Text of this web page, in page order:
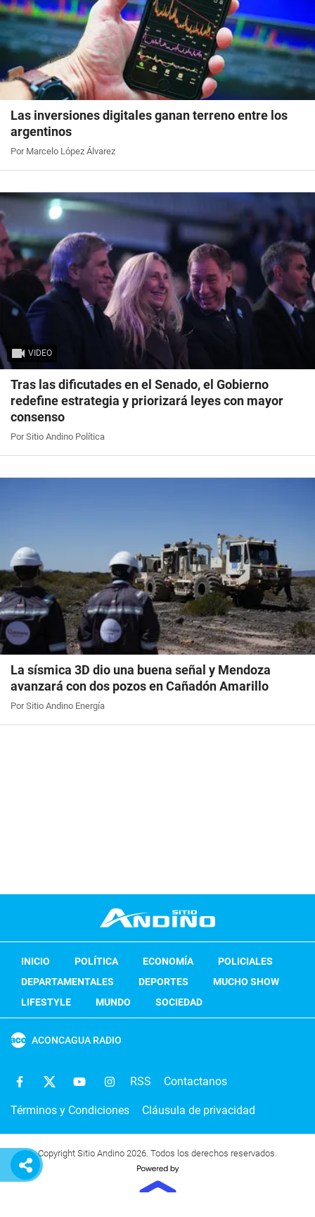
Las inversiones digitales ganan terreno entre los
argentinos
Por Marcelo López Álvarez
VIDEO
Tras las dificutades en el Senado, el Gobierno
redefine estrategia y priorizará leyes con mayor
consenso
Por Sitio Andino Política
La sísmica 3D dio una buena señal y Mendoza
avanzará con dos pozos en Cañadón Amarillo
Por Sitio Andino Energía
INICIO POLÍTICA ECONOMÍA
POLICIALES
DEPARTAMENTALES
DEPORTES
MUCHO SHOW
LIFESTYLE
MUNDO SOCIEDAD
ACONCAGUA RADIO
RSS Contactanos
Términos y Condiciones Cláusula de privacidad
Copyright Sitio Andino 2026. Todos los derechos reservados.